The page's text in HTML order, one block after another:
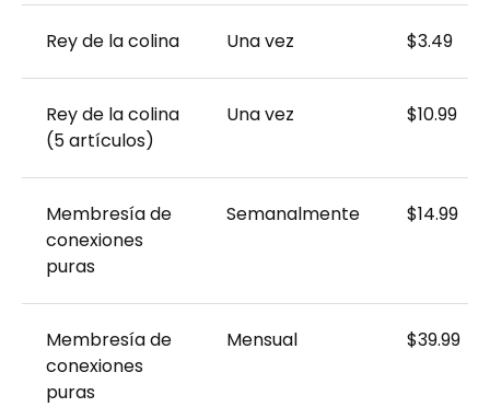
Rey de la colina Una vez $3.49
Rey de la colina
(5 artículos)
Una vez $10.99
Membresía de
conexiones
puras
Semanalmente $14.99
Membresía de
conexiones
puras
Mensual $39.99